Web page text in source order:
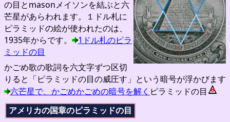
の目とmasonメイソンを結ぶと六
芒星があらわれます。１ドル札に
ピラミッドの絵が使われたのは、
1935年からです。
1ドル札のピラ
ミッドの目
かごめ歌の歌詞を六文字ずつ区切
りると「ピラミッドの目の威圧す」という暗号が浮かびます
六芒星で、かごめかごめの暗号を解く ピラミッドの目
アメリカの国章のピラミッドの目